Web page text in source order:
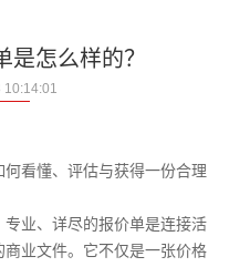
是怎么样的？
10:14:01
看懂、评估与获得一份合理
业、详尽的报价单是连接活
业文件。它不仅是一张价格